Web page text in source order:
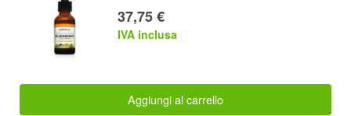
37,75 €
IVA inclusa
Aggiungi al carrello